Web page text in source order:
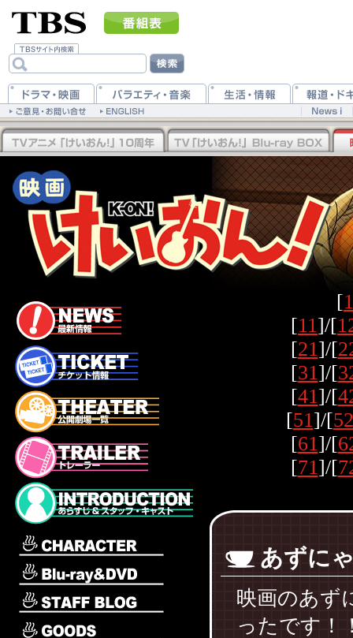
[1
[11]/[
[21]/[
[31]/[
[41]/[
[51]/[52
[61]/[
[71]/[
あずに
映画のあず
ったです！